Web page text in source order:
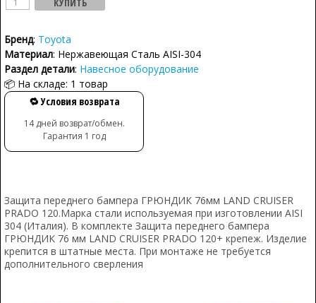
Бренд: Toyota
Материал: Нержавеющая Сталь AISI-304
Раздел детали: Навесное оборудование
📦 На складе: 1 товар
🔁 Условия возврата
14 дней возврат/обмен.
Гарантия 1 год
Защита переднего бампера ГРЮНДИК 76мм LAND CRUISER
PRADO 120.Марка стали используемая при изготовлении AISI
304 (Италия). В комплекте Защита переднего бампера
ГРЮНДИК 76 мм LAND CRUISER PRADO 120+ крепеж. Изделие
крепится в штатные места. При монтаже не требуется
дополнительного сверления